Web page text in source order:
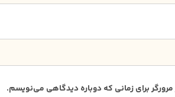
برای زمانی که دوباره دیدگاهی می‌نویسم.